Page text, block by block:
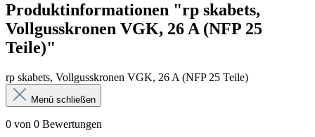
Produktinformationen "rp skabets,
Vollgusskronen VGK, 26 A (NFP 25
Teile)"
rp skabets, Vollgusskronen VGK, 26 A (NFP 25 Teile)
Menü schließen
0 von 0 Bewertungen